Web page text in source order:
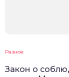
Разное
Закон о